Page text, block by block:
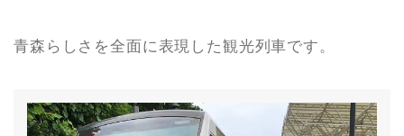
青森らしさを全面に表現した観光列車です。